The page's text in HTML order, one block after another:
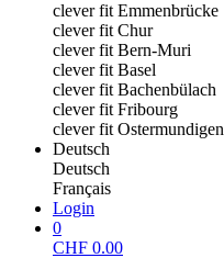
clever fit Emmenbrücke
clever fit Chur
clever fit Bern-Muri
clever fit Basel
clever fit Bachenbülach
clever fit Fribourg
clever fit Ostermundigen
Deutsch
Deutsch
Français
Login
0
CHF 0.00